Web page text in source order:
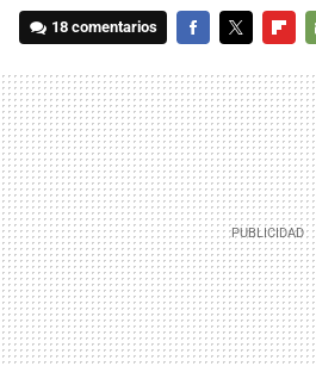
18 comentarios